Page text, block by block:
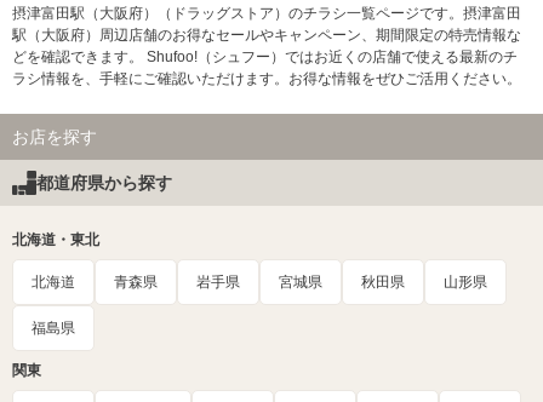
摂津富田駅（大阪府）（ドラッグストア）のチラシ一覧ページです。摂津富田
駅（大阪府）周辺店舗のお得なセールやキャンペーン、期間限定の特売情報な
どを確認できます。 Shufoo!（シュフー）ではお近くの店舗で使える最新のチ
ラシ情報を、手軽にご確認いただけます。お得な情報をぜひご活用ください。
お店を探す
都道府県から探す
北海道・東北
北海道 青森県 岩手県 宮城県 秋田県 山形県
福島県
関東